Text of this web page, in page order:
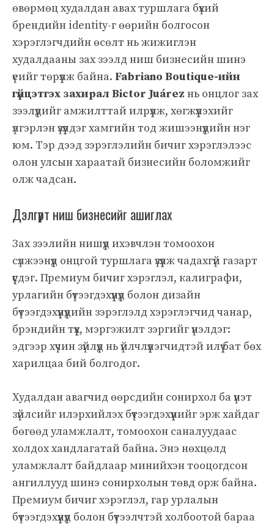
өвөрмөц худалдан авах туршлага бүхий
брендийн identity-г өөрийн болгосон
хэрэглэгчдийн өсөлт нь жижиглэн
худалдааны зах зээлд ниш бизнесийн шинэ
үеийг төрүүлж байна. Fabriano Boutique-ийн
гүйцэтгэх захирал Віctor Juárez нь онцлог зах
зээлүүдийг амжилттай илрүүлж, хөгжүүлэхийг
үлгэрлэн үзүүлдэг хамгийн тод жишээнүүдийн нэг
юм. Тэр дээд зэрэглэлийн бичиг хэрэглэлээс
олон улсын хараатай бизнесийн боломжийг
олж чадсан.
Дэлгүүрт ниш бизнесийг ашиглах
Зах зээлийн нишүүд ихэвчлэн томоохон
сүлжээнүүд онцгой туршлага үзүүлж чадахгүй газарт
үүсдэг. Премиум бичиг хэрэглэл, калиграфи,
урлагийн бүтээгдэхүүнүүд болон дизайн
бүтээгдэхүүнүүдийн зэрэглэлд хэрэглэгчид чанар,
брэндийн түүх, мэргэжилт зэргийг үнэлдэг:
эдгээр хүчин зүйлүүд нь үйлчлүүлэгчидтэй илүү бат бөх
харилцаа бий болгодог.
Худалдан авагчид өөрсдийн сонирхол ба үнэт
зүйлсийг илэрхийлэх бүтээгдэхүүнийг эрж хайдаг
бөгөөд уламжлалт, томоохон саналуудаас
холдох хандлагатай байна. Энэ нөхцөлд
уламжлалт байдлаар минийхэн тооцогдсон
ангиллууд шинэ сонирхолын төвд орж байна.
Премиум бичиг хэрэглэл, гар урлалын
бүтээгдэхүүнүүд болон бүтээлчтэй холбоотой бараа